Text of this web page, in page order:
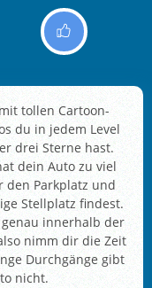
tollen Cartoon-
du in jedem Level
drei Sterne hast.
dein Auto zu viel
den Parkplatz und
Stellplatz findest.
innerhalb der
nimm dir die Zeit
Durchgänge gibt
nicht.